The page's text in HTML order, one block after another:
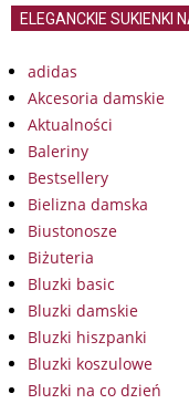
ELEGANCKIE SUKIENKI
adidas
Akcesoria damskie
Aktualności
Baleriny
Bestsellery
Bielizna damska
Biustonosze
Biżuteria
Bluzki basic
Bluzki damskie
Bluzki hiszpanki
Bluzki koszulowe
Bluzki na co dzień